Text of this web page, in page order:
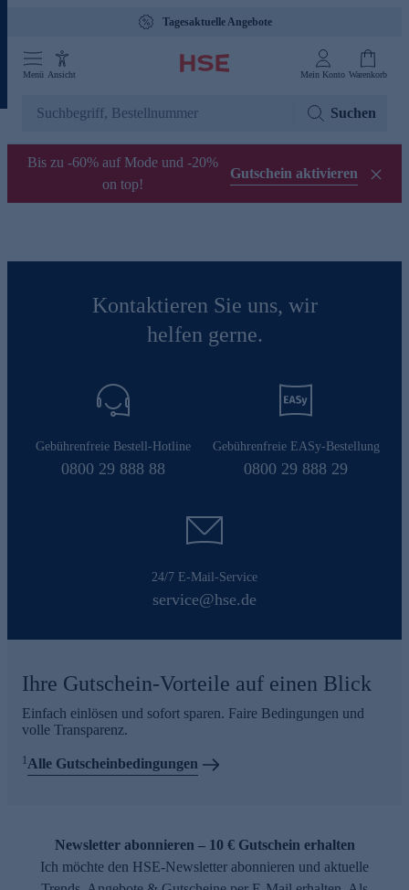
Tagesaktuelle Angebote
Menü Ansicht Mein Konto Warenkorb
Suchen
Bis zu -60% auf Mode und -20%
on top!
Gutschein aktivieren
Kontaktieren Sie uns, wir
helfen gerne.
Gebührenfreie Bestell-Hotline
0800 29 888 88
Gebührenfreie EASy-Bestellung
0800 29 888 29
24/7 E-Mail-Service
service@hse.de
Ihre Gutschein-Vorteile auf einen Blick
Einfach einlösen und sofort sparen. Faire Bedingungen und
volle Transparenz.
1Alle Gutscheinbedingungen
Newsletter abonnieren – 10 € Gutschein erhalten
Ich möchte den HSE-Newsletter abonnieren und aktuelle